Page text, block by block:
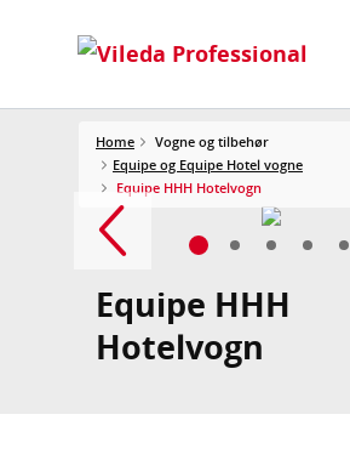
Home
Vogne og tilbehør
Equipe og Equipe Hotel vogne
Equipe HHH Hotelvogn
Equipe HHH
Hotelvogn